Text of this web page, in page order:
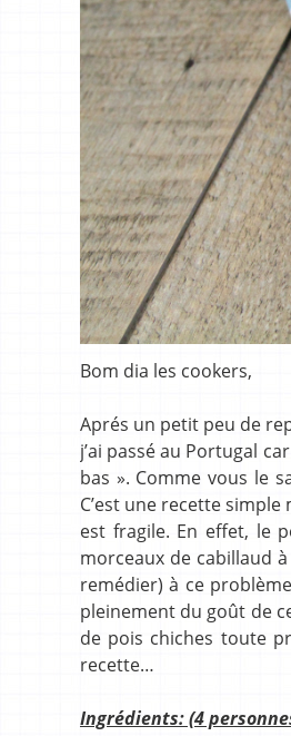
Bom dia les cookers,
Aprés un petit peu de
j’ai passé au Portugal
bas ». Comme vous le
C’est une recette
est fragile. En effet, le
morceaux de cabillaud
remédier) à ce
pleinement du goût de
de pois chiches toute
recette…
Ingrédients: (4